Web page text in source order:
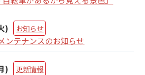
) お知らせ
ンテナンスのお知らせ
) 更新情報